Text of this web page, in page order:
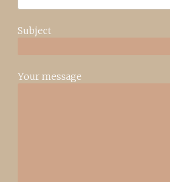
Subject
Your message